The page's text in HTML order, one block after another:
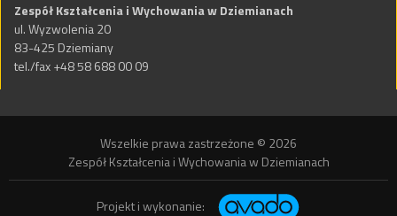
Zespół Kształcenia i Wychowania w Dziemianach
ul. Wyzwolenia 20
83-425 Dziemiany
tel./fax +48 58 688 00 09
Wszelkie prawa zastrzeżone © 2026
Zespół Kształcenia i Wychowania w Dziemianach
Projekt i wykonanie: